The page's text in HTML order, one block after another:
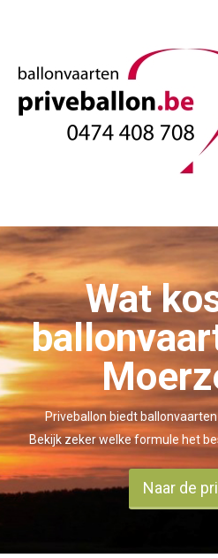
Wat
Priveballon biedt
Bekijk zeker welke formule het
Naar de